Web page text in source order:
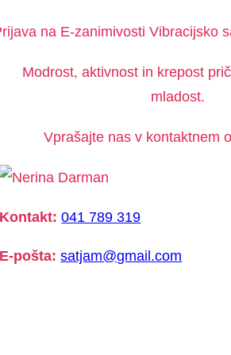
na E-zanimivosti Vibracijsko
Modrost, aktivnost in krepost
mladost.
Vprašajte nas v kontaktnem
Kontakt: 041 789 319
E-pošta: satjam@gmail.com